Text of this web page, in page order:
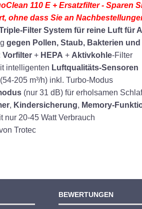
110 E + Ersatzfilter - Sparen
ohne dass Sie an
Filter System für reine Luft für
gegen Pollen, Staub, Bakterien und
Vorfilter+ HEPA + Aktivkohle-Filter
intelligenten Luftqualitäts-Sensoren
(54-205 m³/h) inkl. Turbo-Modus
(nur 31 dB) für erholsamen Schlaf
, Kindersicherung, Memory-
nur 20-45 Watt Verbrauch
Trotec
BEWERTUNGEN